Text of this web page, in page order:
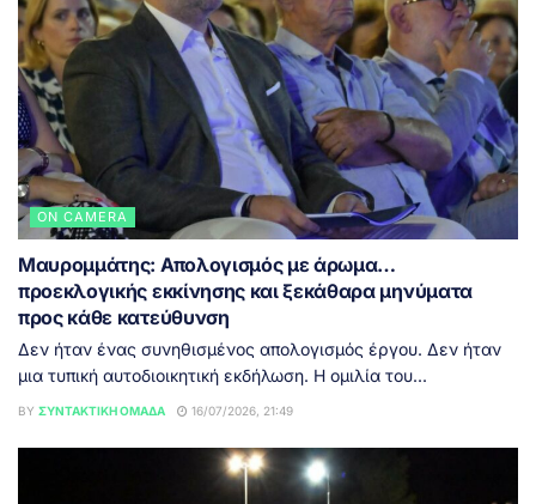
ON CAMERA
Μαυρομμάτης: Απολογισμός με άρωμα…
προεκλογικής εκκίνησης και ξεκάθαρα μηνύματα
προς κάθε κατεύθυνση
Δεν ήταν ένας συνηθισμένος απολογισμός έργου. Δεν ήταν
μια τυπική αυτοδιοικητική εκδήλωση. Η ομιλία του...
BY ΣΥΝΤΑΚΤΙΚΉ ΟΜΆΔΑ 16/07/2026, 21:49